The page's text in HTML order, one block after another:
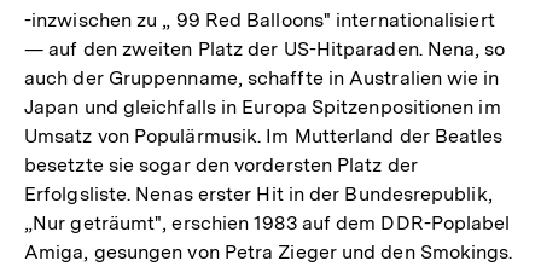
-inzwischen zu „ 99 Red Balloons" internationalisiert
— auf den zweiten Platz der US-Hitparaden. Nena, so
auch der Gruppenname, schaffte in Australien wie in
Japan und gleichfalls in Europa Spitzenpositionen im
Umsatz von Populärmusik. Im Mutterland der Beatles
besetzte sie sogar den vordersten Platz der
Erfolgsliste. Nenas erster Hit in der Bundesrepublik,
„Nur geträumt", erschien 1983 auf dem DDR-Poplabel
Amiga, gesungen von Petra Zieger und den Smokings.